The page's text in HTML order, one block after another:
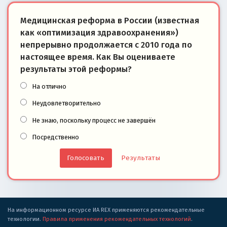
Медицинская реформа в России (известная
как «оптимизация здравоохранения»)
непрерывно продолжается с 2010 года по
настоящее время. Как Вы оцениваете
результаты этой реформы?
На отлично
Неудовлетворительно
Не знаю, поскольку процесс не завершён
Посредственно
Результаты
На информационном ресурсе ИА REX применяются рекомендательные
технологии. Правила применения рекомендательных технологий.